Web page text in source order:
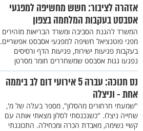
אזהרה לציבור: חשש מחשיפה למפגעי
אסבסט בעקבות המלחמה בצפון
המשרד להגנת הסביבה ומשרד הבריאות מזהירים
מפני פוטנציאל חשיפה למפגעי אסבסט אפשריים.
בעקבות פגיעות ישירות, פגיעות הדף ורסיסים
נפגעו גגות אסבסט שמשחררים חומר מסרטן
נס חנוכה: עברה 5 אירועי דום לב ביממה
אחת - וניצלה
"שמעתי חרחורים מהסלון", מספר בעלה של מ',
שחייה ניצלו. "כשנכנסתי לסלון מצאתי אותה עם
קשיי נשימה, מאבדת הכרה ומכחילה. התכוננתי